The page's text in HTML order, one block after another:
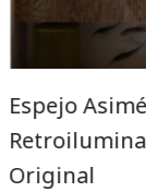
Espejo
Original